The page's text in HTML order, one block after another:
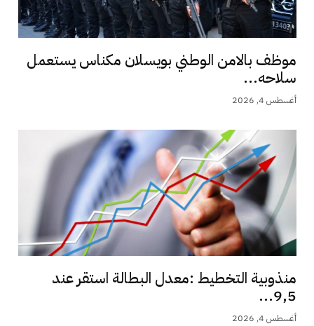
موظف بالامن الوطني بويسلان مكناس يستعمل
سلاحه...
أغسطس 4, 2026
منذوبية التخطيط :معدل البطالة استقر عند
9,5...
أغسطس 4, 2026